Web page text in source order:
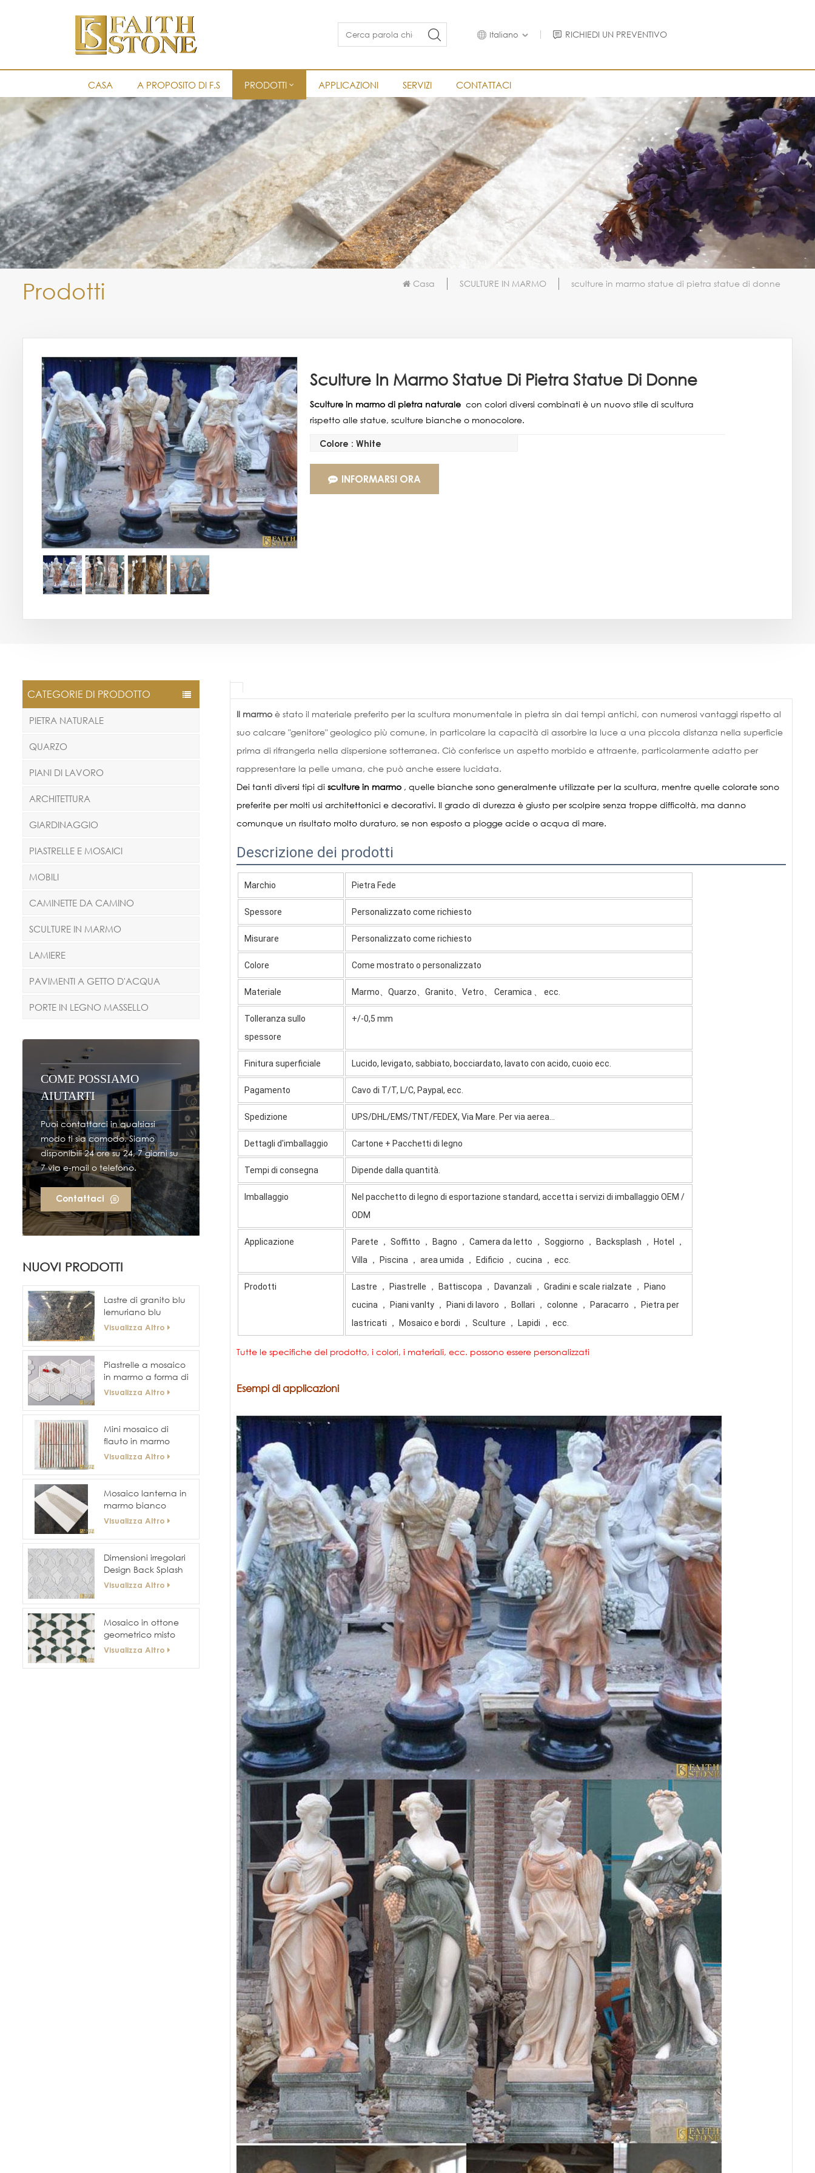
Italiano RICHIEDI UN PREVENTIVO
CASA A PROPOSITO DI F.S PRODOTTI APPLICAZIONI SERVIZI CONTATTACI
Prodotti Casa SCULTURE IN MARMO sculture in marmo statue di pietra statue di donne
Sculture In Marmo Statue Di Pietra Statue Di Donne
Sculture in marmo di pietra naturalecon colori diversi combinati è un nuovo stile di scultura
rispetto alle statue, sculture bianche o monocolore.
Colore : White
INFORMARSI ORA
CATEGORIE DI PRODOTTO
PIETRA NATURALE
QUARZO
PIANI DI LAVORO
ARCHITETTURA
GIARDINAGGIO
PIASTRELLE E MOSAICI
MOBILI
CAMINETTE DA CAMINO
SCULTURE IN MARMO
LAMIERE
PAVIMENTI A GETTO D'ACQUA
PORTE IN LEGNO MASSELLO
COME POSSIAMO
AIUTARTI
Puoi contattarci in qualsiasi
modo ti sia comodo. Siamo
disponibili 24 ore su 24, 7 giorni su
7 via e-mail o telefono.
Contattaci
NUOVI PRODOTTI
Lastre di granito blu
lemuriano blu
labradorite
Visualizza Altro
Piastrelle a mosaico
in marmo a forma di
nido d'ape con
per pareti e
pavimenti di hotel
Visualizza Altro
Mini mosaico di
flauto in marmo
scanalato curvo
Visualizza Altro
Mosaico lanterna in
marmo bianco
orientale
Visualizza Altro
Dimensioni irregolari
Design Back Splash
Wall 3d Mosaico
Visualizza Altro
Mosaico in ottone
geometrico misto
marmo
Visualizza Altro
Il marmo è stato il materiale preferito per la scultura monumentale in pietra sin dai tempi antichi, con numerosi vantaggi rispetto al
suo calcare "genitore" geologico più comune, in particolare la capacità di assorbire la luce a una piccola distanza nella superficie
prima di rifrangerla nella dispersione sotterranea. Ciò conferisce un aspetto morbido e attraente, particolarmente adatto per
rappresentare la pelle umana, che può anche essere lucidata.
Dei tanti diversi tipi disculture in marmo , quelle bianche sono generalmente utilizzate per la scultura, mentre quelle colorate sono
preferite per molti usi architettonici e decorativi. Il grado di durezza è giusto per scolpire senza troppe difficoltà, ma danno
comunque un risultato molto duraturo, se non esposto a piogge acide o acqua di mare.
Descrizione dei prodotti
Marchio Pietra Fede
Spessore Personalizzato come richiesto
Misurare Personalizzato come richiesto
Colore Come mostrato o personalizzato
Materiale Marmo、Quarzo、Granito、Vetro、 Ceramica 、 ecc.
Tolleranza sullo
spessore
+/-0,5 mm
Finitura superficiale Lucido, levigato, sabbiato, bocciardato, lavato con acido, cuoio ecc.
Pagamento Cavo di T/T, L/C, Paypal, ecc.
Spedizione UPS/DHL/EMS/TNT/FEDEX, Via Mare. Per via aerea...
Dettagli d'imballaggio Cartone + Pacchetti di legno
Tempi di consegna Dipende dalla quantità.
Imballaggio
Nel pacchetto di legno di esportazione standard, accetta i servizi di imballaggio OEM /
ODM
Applicazione
Parete ， Soffitto ， Bagno ， Camera da letto ， Soggiorno ， Backsplash ， Hotel ，
Villa ， Piscina ， area umida ， Edificio ， cucina ， ecc.
Prodotti
Lastre ， Piastrelle ， Battiscopa ， Davanzali ， Gradini e scale rialzate ， Piano
cucina ， Piani vanlty ， Piani di lavoro ， Bollari ， colonne ， Paracarro ， Pietra per
lastricati ， Mosaico e bordi ， Sculture ， Lapidi ， ecc.
Tutte le specifiche del prodotto, i colori, i materiali, ecc. possono essere personalizzati
Esempi di applicazioni